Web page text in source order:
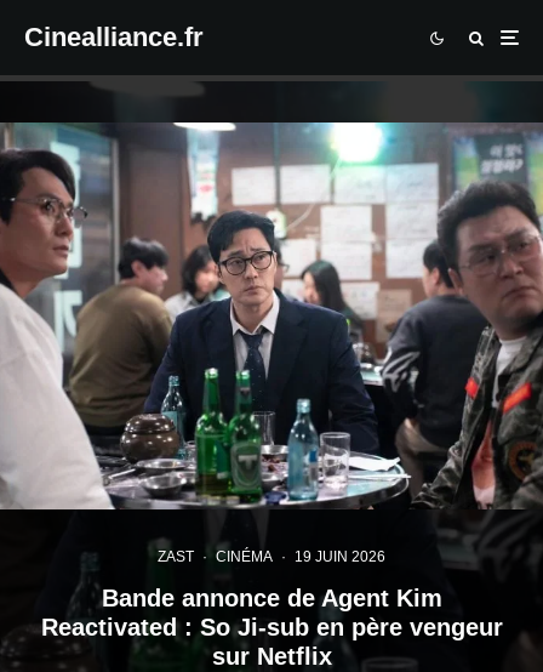
Cinealliance.fr
ZAST · CINÉMA · 19 JUIN 2026
Bande annonce de Agent Kim
Reactivated : So Ji-sub en père vengeur
sur Netflix